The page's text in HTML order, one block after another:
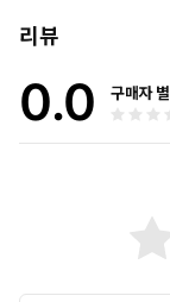
리뷰
0.0 구매자